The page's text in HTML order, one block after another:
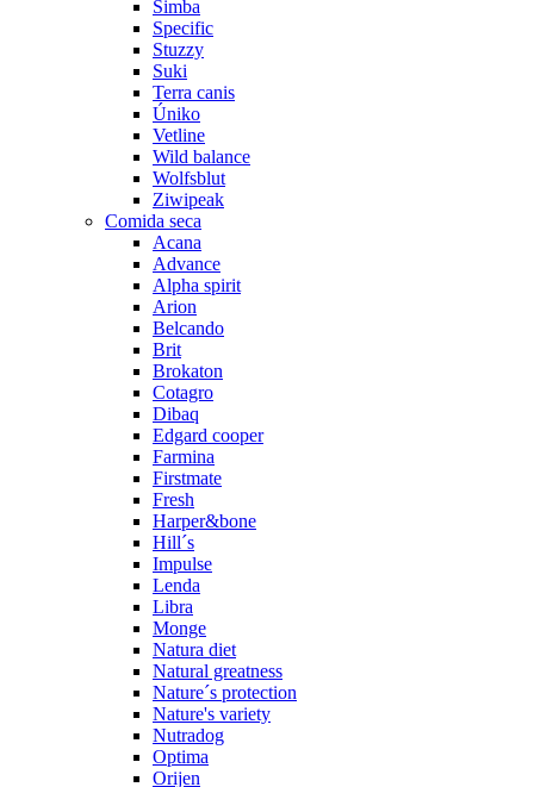
Simba
Specific
Stuzzy
Suki
Terra canis
Úniko
Vetline
Wild balance
Wolfsblut
Ziwipeak
Comida seca
Acana
Advance
Alpha spirit
Arion
Belcando
Brit
Brokaton
Cotagro
Dibaq
Edgard cooper
Farmina
Firstmate
Fresh
Harper&bone
Hill´s
Impulse
Lenda
Libra
Monge
Natura diet
Natural greatness
Nature´s protection
Nature's variety
Nutradog
Optima
Orijen